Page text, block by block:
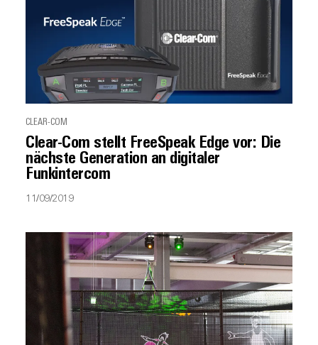
CLEAR-COM
Clear-Com stellt FreeSpeak Edge vor: Die
nächste Generation an digitaler
Funkintercom
11/09/2019